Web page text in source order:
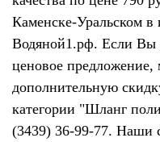
Каменске-Уральском в
Водяной1.рф. Если Вы
ценовое
дополнительную
категории "Шланг
(3439) 36-99-77. Наши